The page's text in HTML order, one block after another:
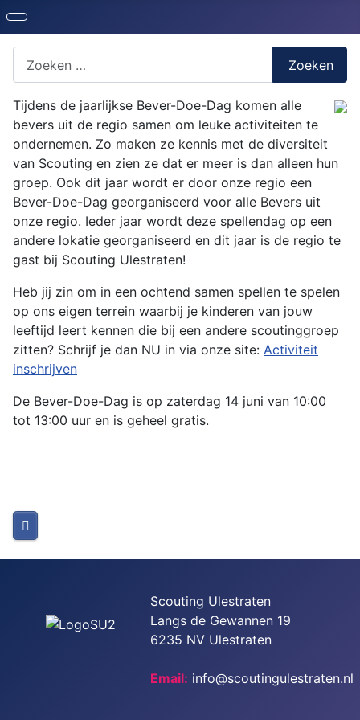
Zoeken
Tijdens de jaarlijkse Bever-Doe-Dag komen alle
bevers uit de regio samen om leuke activiteiten te
ondernemen. Zo maken ze kennis met de diversiteit
van Scouting en zien ze dat er meer is dan alleen hun
groep. Ook dit jaar wordt er door onze regio een
Bever-Doe-Dag georganiseerd voor alle Bevers uit
onze regio. Ieder jaar wordt deze spellendag op een
andere lokatie georganiseerd en dit jaar is de regio te
gast bij Scouting Ulestraten!
Heb jij zin om in een ochtend samen spellen te spelen
op ons eigen terrein waarbij je kinderen van jouw
leeftijd leert kennen die bij een andere scoutinggroep
zitten? Schrijf je dan NU in via onze site: Activiteit
inschrijven
De Bever-Doe-Dag is op zaterdag 14 juni van 10:00
tot 13:00 uur en is geheel gratis.
Scouting Ulestraten
Langs de Gewannen 19
6235 NV Ulestraten
Email: info@scoutingulestraten.nl